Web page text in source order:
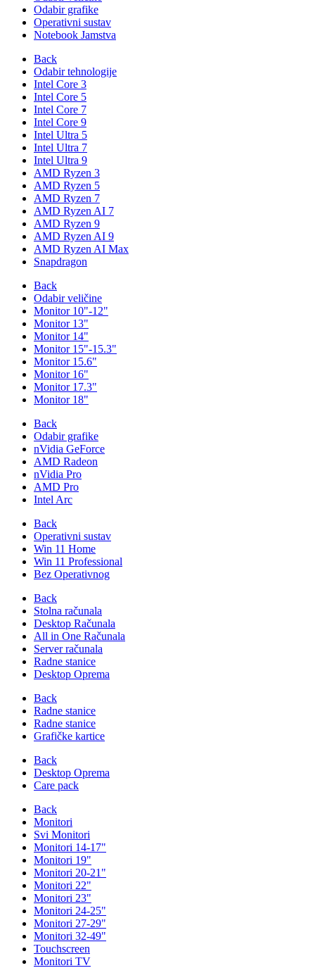
Odabir grafike
Operativni sustav
Notebook Jamstva
Back
Odabir tehnologije
Intel Core 3
Intel Core 5
Intel Core 7
Intel Core 9
Intel Ultra 5
Intel Ultra 7
Intel Ultra 9
AMD Ryzen 3
AMD Ryzen 5
AMD Ryzen 7
AMD Ryzen AI 7
AMD Ryzen 9
AMD Ryzen AI 9
AMD Ryzen AI Max
Snapdragon
Back
Odabir veličine
Monitor 10"-12"
Monitor 13"
Monitor 14"
Monitor 15"-15.3"
Monitor 15.6"
Monitor 16"
Monitor 17.3"
Monitor 18"
Back
Odabir grafike
nVidia GeForce
AMD Radeon
nVidia Pro
AMD Pro
Intel Arc
Back
Operativni sustav
Win 11 Home
Win 11 Professional
Bez Operativnog
Back
Stolna računala
Desktop Računala
All in One Računala
Server računala
Radne stanice
Desktop Oprema
Back
Radne stanice
Radne stanice
Grafičke kartice
Back
Desktop Oprema
Care pack
Back
Monitori
Svi Monitori
Monitori 14-17"
Monitori 19"
Monitori 20-21"
Monitori 22"
Monitori 23"
Monitori 24-25"
Monitori 27-29"
Monitori 32-49"
Touchscreen
Monitori TV